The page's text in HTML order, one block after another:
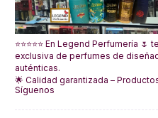
⭐⭐⭐⭐⭐ En Legend Perfumería
exclusiva de perfumes de
auténticas.
🌟 Calidad garantizada –
Síguenos